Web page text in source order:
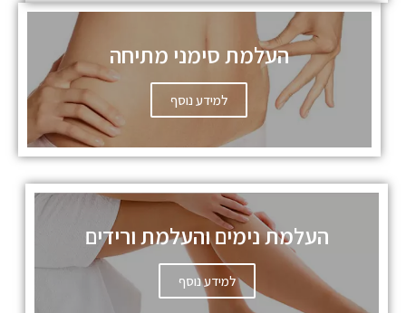
העלמת סימני מתיחה
למידע נוסף
העלמת נימים והעלמת ורידים
למידע נוסף